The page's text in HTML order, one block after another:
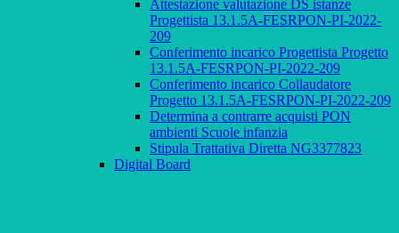
Attestazione valutazione DS istanze
Progettista 13.1.5A-FESRPON-PI-2022-
209
Conferimento incarico Progettista Progetto
13.1.5A-FESRPON-PI-2022-209
Conferimento incarico Collaudatore
Progetto 13.1.5A-FESRPON-PI-2022-209
Determina a contrarre acquisti PON
ambienti Scuole infanzia
Stipula Trattativa Diretta NG3377823
Digital Board